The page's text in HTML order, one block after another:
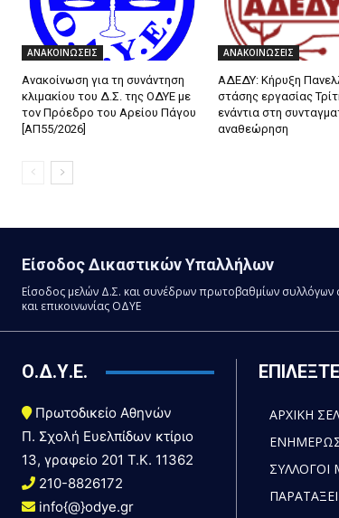
ΑΝΑΚΟΙΝΩΣΕΙΣ
Ανακοίνωση για τη συνάντηση
κλιμακίου του Δ.Σ. της ΟΔΥΕ με
τον Πρόεδρο του Αρείου Πάγου
[ΑΠ55/2026]
ΑΝΑΚΟΙΝΩΣΕΙΣ
ΑΔΕΔΥ: Κήρυξη
στάσης εργασίας
ενάντια στη
αναθεώρηση
Είσοδος Δικαστικών Υπαλλήλων
Είσοδος μελών Δ.Σ. και συνέδρων πρωτοβαθμίων
και επικοινωνίας ΟΔΥΕ
Ο.Δ.Υ.Ε.
Πρωτοδικείο Αθηνών
Π. Σχολή Ευελπίδων κτίριο
13, γραφείο 201 T.K. 11362
210-8826172
info{@}odye.gr
ΕΠΙΛΕΞΤΕ
ΑΡΧΙΚΗ
ΣΥΛΛΟΓΟΙ